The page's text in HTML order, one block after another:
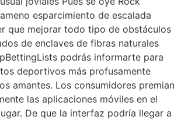
esparcimiento de escalada
que mejorar todo tipo de obstáculos
de enclaves de fibras naturales
podrás informarte para
deportivos más profusamente
amantes. Los consumidores premian
las aplicaciones móviles en el
De que la interfaz podrí­a llegar a